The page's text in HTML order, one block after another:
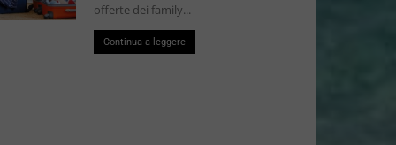
offerte dei family...
Continua a leggere